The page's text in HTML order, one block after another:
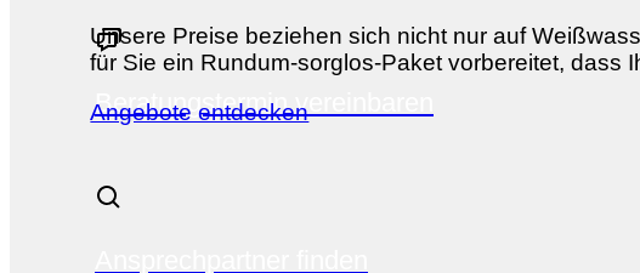
Beratungstermin vereinbaren
Unsere Preise beziehen sich nicht nur auf
für Sie ein Rundum-sorglos-Paket vorbereitet,
Angebote entdecken